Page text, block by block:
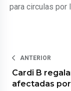
para circulas por
ANTERIOR
Cardi B
afectadas